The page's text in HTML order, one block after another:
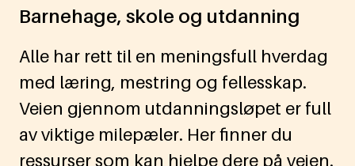
Barnehage, skole og utdanning
Alle har rett til en meningsfull hverdag
med læring, mestring og fellesskap.
Veien gjennom utdanningsløpet er full
av viktige milepæler. Her finner du
ressurser som kan hjelpe dere på veien.